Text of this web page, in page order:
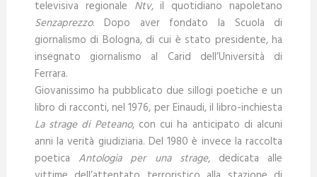
televisiva regionale Ntv, il quotidiano napoletano
Senzaprezzo. Dopo aver fondato la Scuola di
giornalismo di Bologna, di cui è stato presidente, ha
insegnato giornalismo al Carid dell’Università di
Ferrara.
Giovanissimo ha pubblicato due sillogi poetiche e un
libro di racconti, nel 1976, per Einaudi, il libro-inchiesta
La strage di Peteano, con cui ha anticipato di alcuni
anni la verità giudiziaria. Del 1980 è invece la raccolta
poetica Antologia per una strage, dedicata alle